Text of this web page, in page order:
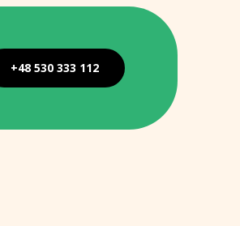
+48 530 333 112